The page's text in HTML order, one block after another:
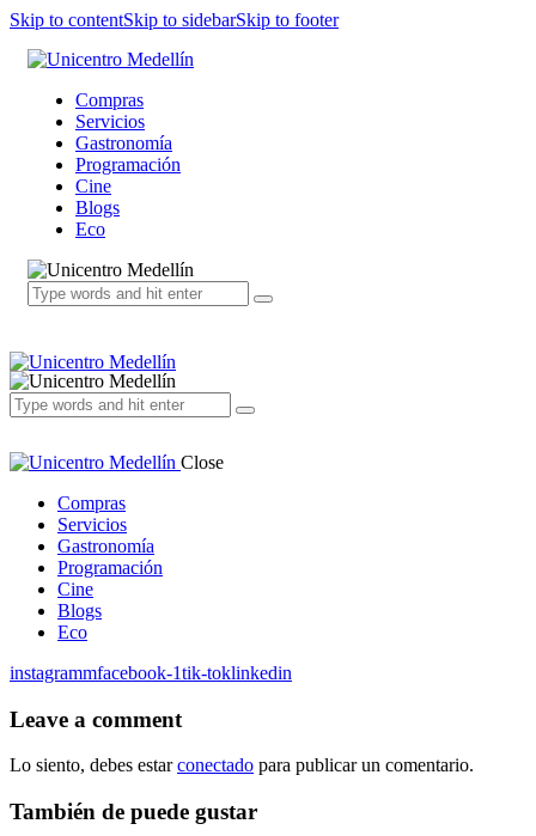
Skip to contentSkip to sidebarSkip to footer
Compras
Servicios
Gastronomía
Programación
Cine
Blogs
Eco
Close
Compras
Servicios
Gastronomía
Programación
Cine
Blogs
Eco
instagrammfacebook-1tik-toklinkedin
Leave a comment
Lo siento, debes estarconectado para publicar un comentario.
También de puede gustar